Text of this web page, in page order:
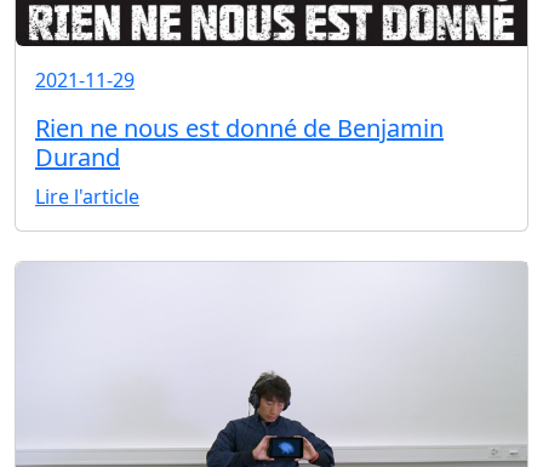
2021-11-29
Rien ne nous est donné de Benjamin
Durand
Lire l'article